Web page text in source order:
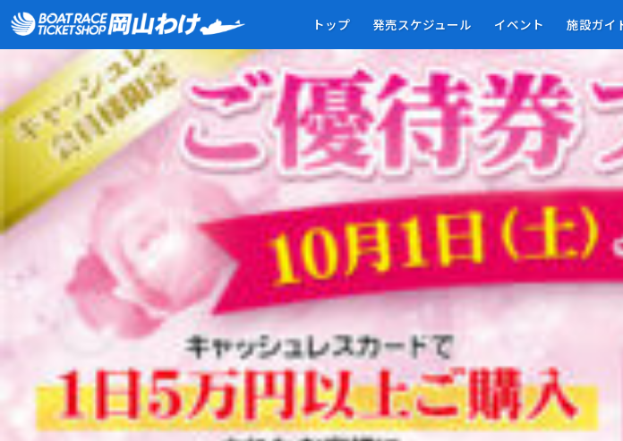
トップ 発売スケジュール イベント 施設ガイ
キャッシュレス会員様限定・ご優待券プレゼント（スライド）-01